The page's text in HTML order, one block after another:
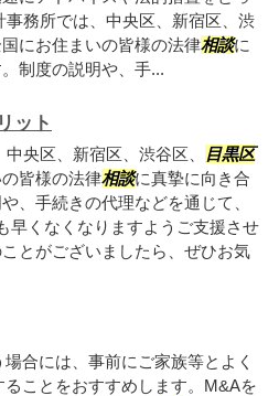
務所では、中央区、新宿区、渋
にお住まいの皆様の法律相談に
制度の説明や、手...
ット
央区、新宿区、渋谷区、
目黒区
皆様の法律相談に真摯に向き合
、手続きの代理などを通じて、
早くなくなりますようご支援させ
とがございましたら、ぜひお気
合には、事前にご家族等とよく
ことをおすすめします。M&Aを